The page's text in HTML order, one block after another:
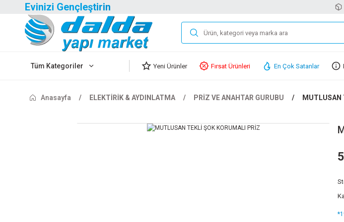
Evinizi Gençleştirin
Tüm Kategoriler Yeni Ürünler Fırsat Ürünleri En Çok Satanlar
Anasayfa ELEKTİRİK & AYDINLATMA PRİZ VE ANAHTAR GURUBU MUTLUSAN